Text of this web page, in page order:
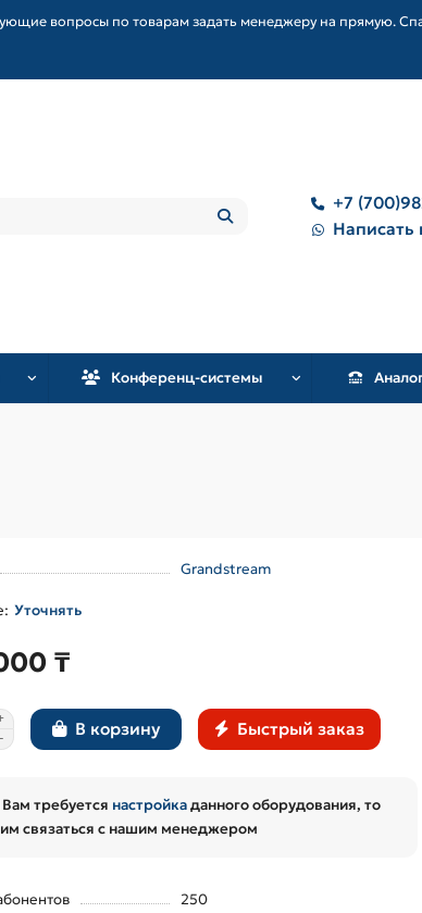
вопросы по товарам задать менеджеру на прямую.
+7
Написать
Конференц-системы
Grandstream
Уточнять
₸
В корзину Быстрый заказ
Вам требуется настройкаданного оборудования, то
связаться с нашим менеджером
250